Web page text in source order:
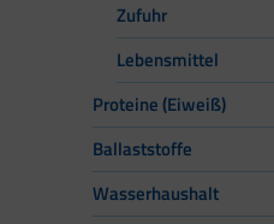
Zufuhr
Lebensmittel
Proteine (Eiweiß)
Ballaststoffe
Wasserhaushalt